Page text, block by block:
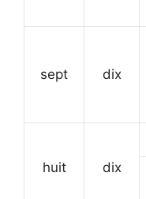
sept dix
huit dix